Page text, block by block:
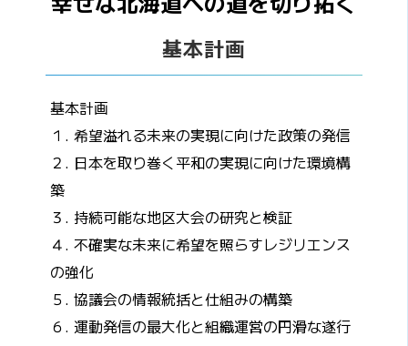
基本計画
基本計画
１. 希望溢れる未来の実現に向けた政策の発信
２. 日本を取り巻く平和の実現に向けた環境構
築
３. 持続可能な地区大会の研究と検証
４. 不確実な未来に希望を照らすレジリエンス
の強化
５. 協議会の情報統括と仕組みの構築
６. 運動発信の最大化と組織運営の円滑な遂行